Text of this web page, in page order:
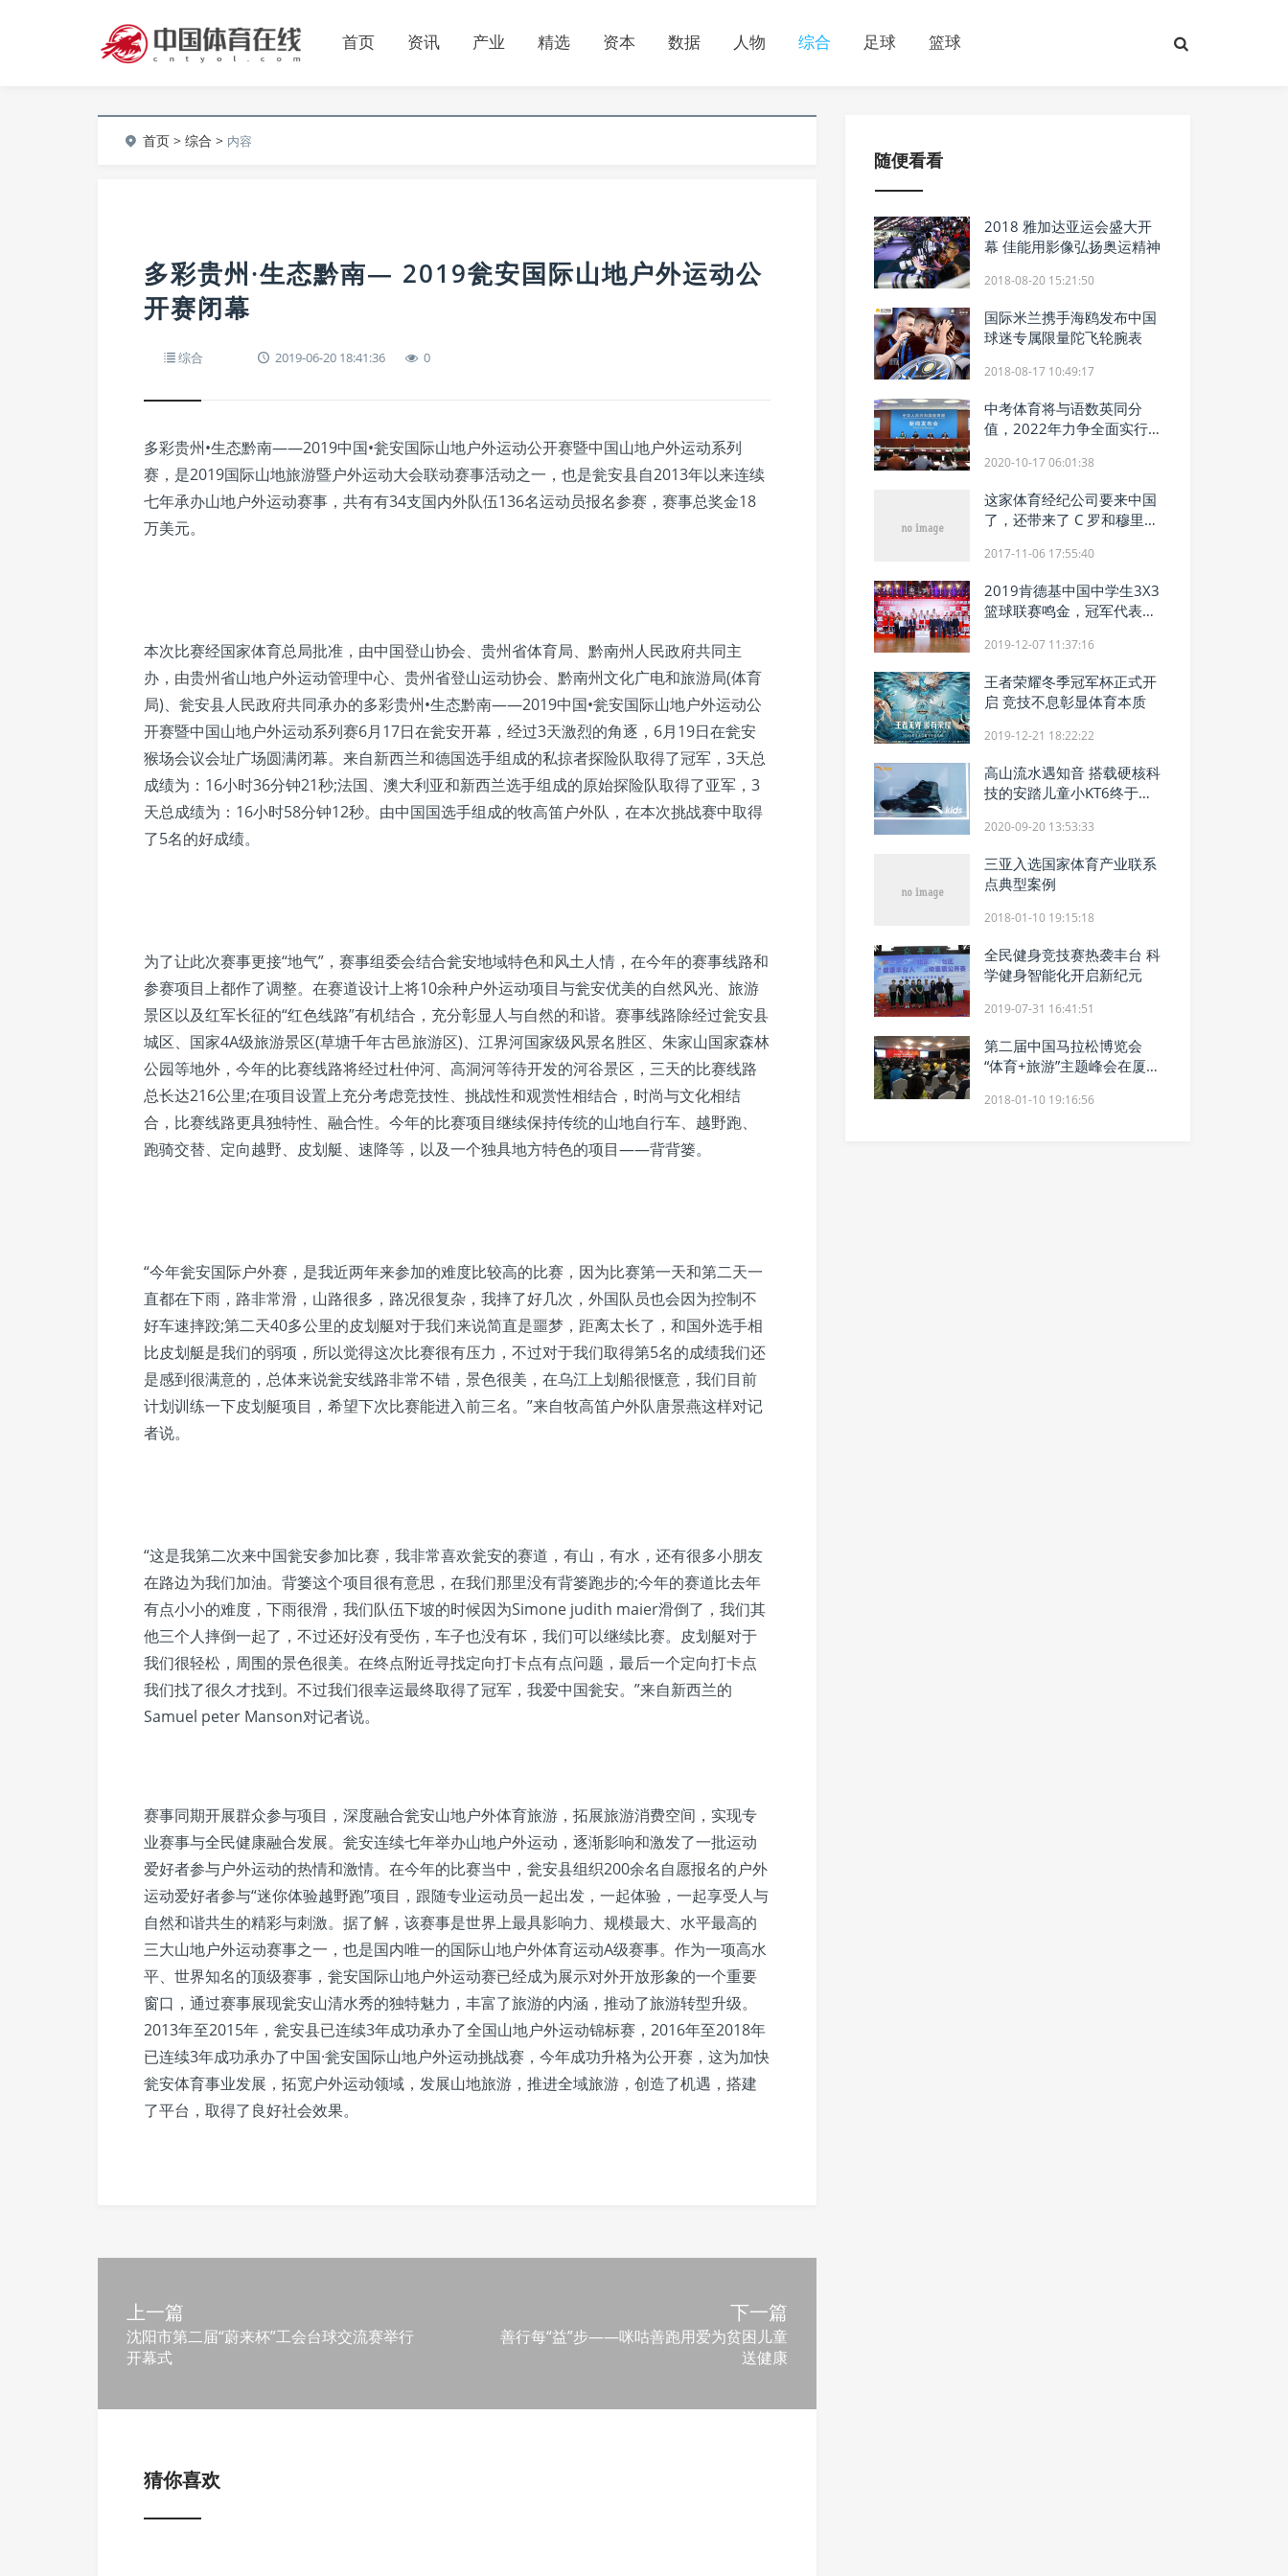
首页 资讯 产业 精选 资本 数据 人物 综合 足球 篮球
首页 >综合 > 内容
多彩贵州·生态黔南— 2019瓮安国际山地户外运动公
开赛闭幕
综合 2019-06-20 18:41:36 0
多彩贵州•生态黔南——2019中国•瓮安国际山地户外运动公开赛暨中国山地户外运动系列
赛，是2019国际山地旅游暨户外运动大会联动赛事活动之一，也是瓮安县自2013年以来连续
七年承办山地户外运动赛事，共有有34支国内外队伍136名运动员报名参赛，赛事总奖金18
万美元。
本次比赛经国家体育总局批准，由中国登山协会、贵州省体育局、黔南州人民政府共同主
办，由贵州省山地户外运动管理中心、贵州省登山运动协会、黔南州文化广电和旅游局(体育
局)、瓮安县人民政府共同承办的多彩贵州•生态黔南——2019中国•瓮安国际山地户外运动公
开赛暨中国山地户外运动系列赛6月17日在瓮安开幕，经过3天激烈的角逐，6月19日在瓮安
猴场会议会址广场圆满闭幕。来自新西兰和德国选手组成的私掠者探险队取得了冠军，3天总
成绩为：16小时36分钟21秒;法国、澳大利亚和新西兰选手组成的原始探险队取得了亚军，3
天总成绩为：16小时58分钟12秒。由中国国选手组成的牧高笛户外队，在本次挑战赛中取得
了5名的好成绩。
为了让此次赛事更接“地气”，赛事组委会结合瓮安地域特色和风土人情，在今年的赛事线路和
参赛项目上都作了调整。在赛道设计上将10余种户外运动项目与瓮安优美的自然风光、旅游
景区以及红军长征的“红色线路”有机结合，充分彰显人与自然的和谐。赛事线路除经过瓮安县
城区、国家4A级旅游景区(草塘千年古邑旅游区)、江界河国家级风景名胜区、朱家山国家森林
公园等地外，今年的比赛线路将经过杜仲河、高洞河等待开发的河谷景区，三天的比赛线路
总长达216公里;在项目设置上充分考虑竞技性、挑战性和观赏性相结合，时尚与文化相结
合，比赛线路更具独特性、融合性。今年的比赛项目继续保持传统的山地自行车、越野跑、
跑骑交替、定向越野、皮划艇、速降等，以及一个独具地方特色的项目——背背篓。
“今年瓮安国际户外赛，是我近两年来参加的难度比较高的比赛，因为比赛第一天和第二天一
直都在下雨，路非常滑，山路很多，路况很复杂，我摔了好几次，外国队员也会因为控制不
好车速摔跤;第二天40多公里的皮划艇对于我们来说简直是噩梦，距离太长了，和国外选手相
比皮划艇是我们的弱项，所以觉得这次比赛很有压力，不过对于我们取得第5名的成绩我们还
是感到很满意的，总体来说瓮安线路非常不错，景色很美，在乌江上划船很惬意，我们目前
计划训练一下皮划艇项目，希望下次比赛能进入前三名。”来自牧高笛户外队唐景燕这样对记
者说。
“这是我第二次来中国瓮安参加比赛，我非常喜欢瓮安的赛道，有山，有水，还有很多小朋友
在路边为我们加油。背篓这个项目很有意思，在我们那里没有背篓跑步的;今年的赛道比去年
有点小小的难度，下雨很滑，我们队伍下坡的时候因为Simone judith maier滑倒了，我们其
他三个人摔倒一起了，不过还好没有受伤，车子也没有坏，我们可以继续比赛。皮划艇对于
我们很轻松，周围的景色很美。在终点附近寻找定向打卡点有点问题，最后一个定向打卡点
我们找了很久才找到。不过我们很幸运最终取得了冠军，我爱中国瓮安。”来自新西兰的
Samuel peter Manson对记者说。
赛事同期开展群众参与项目，深度融合瓮安山地户外体育旅游，拓展旅游消费空间，实现专
业赛事与全民健康融合发展。瓮安连续七年举办山地户外运动，逐渐影响和激发了一批运动
爱好者参与户外运动的热情和激情。在今年的比赛当中，瓮安县组织200余名自愿报名的户外
运动爱好者参与“迷你体验越野跑”项目，跟随专业运动员一起出发，一起体验，一起享受人与
自然和谐共生的精彩与刺激。据了解，该赛事是世界上最具影响力、规模最大、水平最高的
三大山地户外运动赛事之一，也是国内唯一的国际山地户外体育运动A级赛事。作为一项高水
平、世界知名的顶级赛事，瓮安国际山地户外运动赛已经成为展示对外开放形象的一个重要
窗口，通过赛事展现瓮安山清水秀的独特魅力，丰富了旅游的内涵，推动了旅游转型升级。
2013年至2015年，瓮安县已连续3年成功承办了全国山地户外运动锦标赛，2016年至2018年
已连续3年成功承办了中国·瓮安国际山地户外运动挑战赛，今年成功升格为公开赛，这为加快
瓮安体育事业发展，拓宽户外运动领域，发展山地旅游，推进全域旅游，创造了机遇，搭建
了平台，取得了良好社会效果。
上一篇
沈阳市第二届“蔚来杯”工会台球交流赛举行
开幕式
下一篇
善行每“益”步——咪咕善跑用爱为贫困儿童
送健康
猜你喜欢
随便看看
2018 雅加达亚运会盛大开
幕 佳能用影像弘扬奥运精神
2018-08-20 15:21:50
国际米兰携手海鸥发布中国
球迷专属限量陀飞轮腕表
2018-08-17 10:49:17
中考体育将与语数英同分
值，2022年力争全面实行
2020-10-17 06:01:38
这家体育经纪公司要来中国
了，还带来了 C 罗和穆里尼
2017-11-06 17:55:40
2019肯德基中国中学生3X3
篮球联赛鸣金，冠军代表中
2019-12-07 11:37:16
王者荣耀冬季冠军杯正式开
启 竞技不息彰显体育本质
2019-12-21 18:22:22
高山流水遇知音 搭载硬核科
技的安踏儿童小KT6终于来
2020-09-20 13:53:33
三亚入选国家体育产业联系
点典型案例
2018-01-10 19:15:18
全民健身竞技赛热袭丰台 科
学健身智能化开启新纪元
2019-07-31 16:41:51
第二届中国马拉松博览会
“体育+旅游”主题峰会在厦圆
2018-01-10 19:16:56